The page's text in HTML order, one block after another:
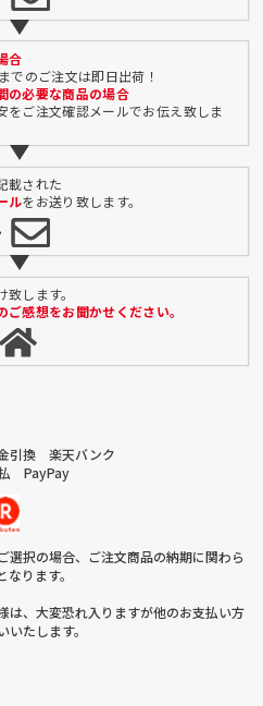
合
でのご注文は即日出荷！
の必要な商品の場合
をご注文確認メールでお伝え致しま
載された
ルをお送り致します。
します。
ご感想をお聞かせください。
引換 楽天バンク
PayPay
選択の場合、ご注文商品の納期に関わら
ります。
は、大変恐れ入りますが他のお支払い方
たします。